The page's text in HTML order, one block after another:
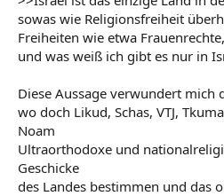
sowas wie Religionsfreiheit
Freiheiten wie etwa
und was weiß ich gibt es nur in
Diese Aussage verwundert mich
wo doch Likud, Schas, VTJ,
Noam
Ultraorthodoxe und
Geschicke
des Landes bestimmen und das